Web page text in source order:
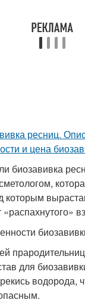
биозавивка
которым
для
водорода,